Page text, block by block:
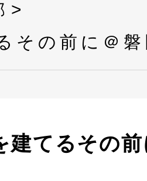
その前に＠
建てるその